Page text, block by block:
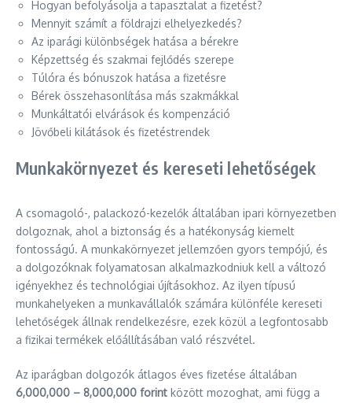
Hogyan befolyásolja a tapasztalat a fizetést?
Mennyit számít a földrajzi elhelyezkedés?
Az iparági különbségek hatása a bérekre
Képzettség és szakmai fejlődés szerepe
Túlóra és bónuszok hatása a fizetésre
Bérek összehasonlítása más szakmákkal
Munkáltatói elvárások és kompenzáció
Jövőbeli kilátások és fizetéstrendek
Munkakörnyezet és kereseti lehetőségek
A csomagoló-, palackozó-kezelők általában ipari környezetben
dolgoznak, ahol a biztonság és a hatékonyság kiemelt
fontosságú. A munkakörnyezet jellemzően gyors tempójú, és
a dolgozóknak folyamatosan alkalmazkodniuk kell a változó
igényekhez és technológiai újításokhoz. Az ilyen típusú
munkahelyeken a munkavállalók számára különféle kereseti
lehetőségek állnak rendelkezésre, ezek közül a legfontosabb
a fizikai termékek előállításában való részvétel.
Az iparágban dolgozók átlagos éves fizetése általában
6,000,000 – 8,000,000 forint között mozoghat, ami függ a